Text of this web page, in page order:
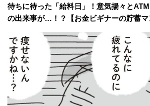
待ちに待った「給料日」！意気揚々と
の出来事が…！？【お金ビギナーの貯蓄マ